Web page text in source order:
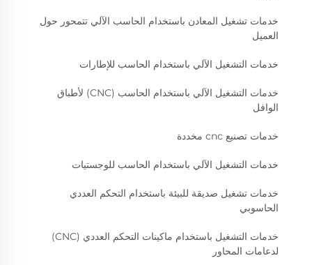
خدمات تشغيل المعادن باستخدام الحاسب الآلي تتمحور حول
العميل
خدمات التشغيل الآلي باستخدام الحاسب للإطارات
خدمات التشغيل الآلي باستخدام الحاسب (CNC) لأطباق
الوافل
خدمات تصنيع cnc مخددة
خدمات التشغيل الآلي باستخدام الحاسب للوجستيات
خدمات تشغيل صديقة للبيئة باستخدام التحكم العددي
الحاسوبي
خدمات التشغيل باستخدام ماكينات التحكم العددي (CNC)
لدعامات المحاور